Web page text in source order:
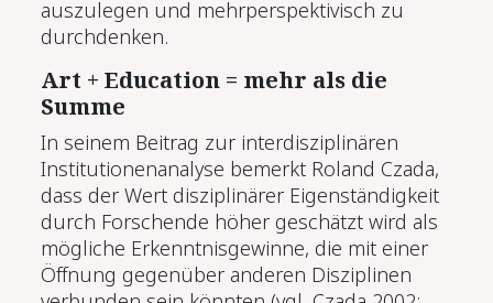
auszulegen und mehrperspektivisch zu
durchdenken.
Art + Education = mehr als die
Summe
In seinem Beitrag zur interdisziplinären
Institutionenanalyse bemerkt Roland Czada,
dass der Wert disziplinärer Eigenständigkeit
durch Forschende höher geschätzt wird als
mögliche Erkenntnisgewinne, die mit einer
Öffnung gegenüber anderen Disziplinen